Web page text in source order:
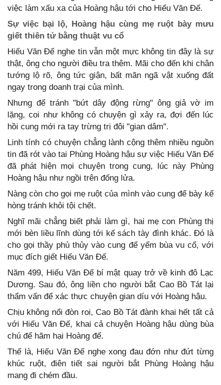
việc làm xấu xa của Hoàng hậu tới cho Hiếu Văn Đế.
Sự việc bại lộ, Hoàng hậu cùng mẹ ruột bày mưu
giết thiên tử bằng thuật vu cổ
Hiếu Văn Đế nghe tin vẫn một mực không tin đây là sự
thật, ông cho người điều tra thêm. Mãi cho đến khi chân
tướng lộ rõ, ông tức giận, bất mãn ngã vật xuống đất
ngay trong doanh trại của mình.
Nhưng để tránh "bứt dây động rừng" ông giả vờ im
lặng, coi như không có chuyện gì xảy ra, đợi đến lúc
hồi cung mới ra tay trừng trị đôi "gian dâm".
Linh tính có chuyện chẳng lành cộng thêm nhiều nguồn
tin đã rót vào tai Phùng Hoàng hậu sự việc Hiếu Văn Đế
đã phát hiện mọi chuyện trong cung, lúc này Phùng
Hoàng hậu như ngồi trên đống lửa.
Nàng còn cho gọi mẹ ruột của mình vào cung để bày kế
hòng tránh khỏi tội chết.
Nghĩ mãi chẳng biết phải làm gì, hai mẹ con Phùng thị
mới bèn liều lĩnh dùng tới kế sách tày đình khác. Đó là
cho gọi thầy phù thủy vào cung để yểm bùa vu cổ, với
mục đích giết Hiếu Văn Đế.
Năm 499, Hiếu Văn Đế bí mật quay trở về kinh đô Lạc
Dương. Sau đó, ông liền cho người bắt Cao Bồ Tát lại
thẩm vấn để xác thực chuyện gian díu với Hoàng hậu.
Chịu không nổi đòn roi, Cao Bồ Tát đành khai hết tất cả
với Hiếu Văn Đế, khai cả chuyện Hoàng hậu dùng bùa
chú để hãm hại Hoàng đế.
Thế là, Hiếu Văn Đế nghe xong đau đớn như đứt từng
khúc ruột, điên tiết sai người bắt Phùng Hoàng hậu
mang đi chém đầu.